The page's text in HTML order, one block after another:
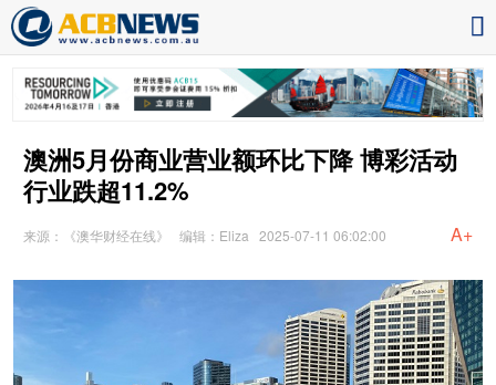
澳洲5月份商业营业额环比下降 博彩活动
行业跌超11.2%
来源：《澳华财经在线》 编辑：Eliza 2025-07-11 06:02:00 A+